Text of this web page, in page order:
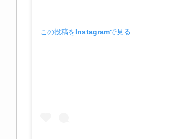
この投稿をInstagramで見る